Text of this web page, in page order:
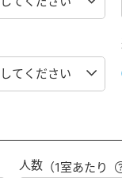
人数（1室あたり